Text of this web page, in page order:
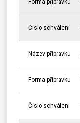
Forma přípravku
Číslo schválení
Název přípravku
Forma přípravku
Číslo schválení